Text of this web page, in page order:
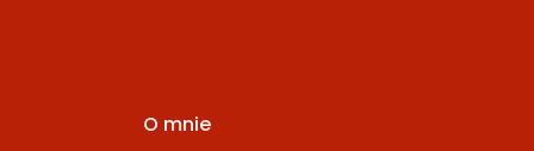
O mnie